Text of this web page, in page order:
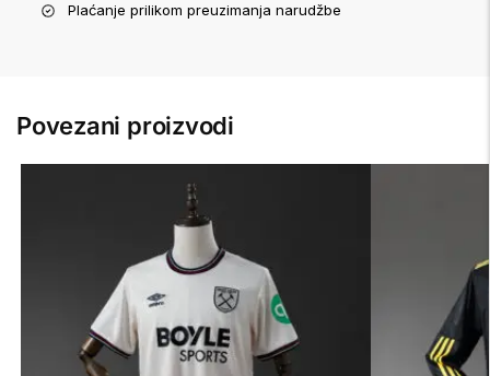
Plaćanje prilikom preuzimanja narudžbe
Povezani proizvodi